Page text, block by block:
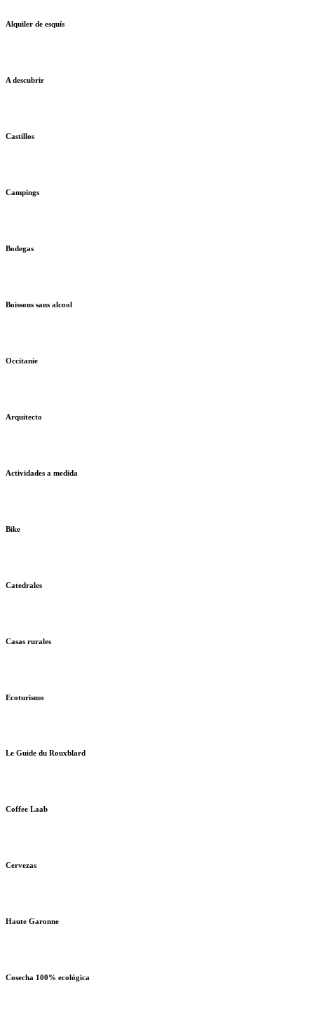
Alquiler de esquís
A descubrir
Castillos
Campings
Bodegas
Boissons sans alcool
Occitanie
Arquitecto
Actividades a medida
Bike
Catedrales
Casas rurales
Ecoturismo
Le Guide du Rouxblard
Coffee Laab
Cervezas
Haute Garonne
Cosecha 100% ecológica